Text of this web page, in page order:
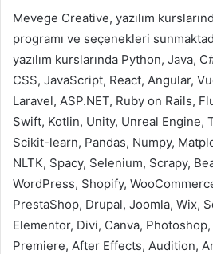
Mevege Creative, yazılım
programı ve seçenekleri
yazılım kurslarında Python, Java,
CSS, JavaScript, React, Angular,
Laravel, ASP.NET, Ruby on Rails,
Swift, Kotlin, Unity, Unreal Engine,
Scikit-learn, Pandas, Numpy,
NLTK, Spacy, Selenium, Scrapy,
WordPress, Shopify,
PrestaShop, Drupal, Joomla, Wix,
Elementor, Divi, Canva,
Premiere, After Effects, Audition,